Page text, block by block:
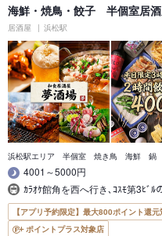
海鮮・焼鳥・餃子 半個室居
居酒屋 浜松駅
浜松駅エリア 半個室 焼き鳥 海鮮 鍋
4001～5000円
ｶﾗｵｹ館角を西へ行き､ｺｽﾓ第3ﾋﾞﾙ
【アプリ予約限定】最大800ポイント還
ポイントプラス対象店